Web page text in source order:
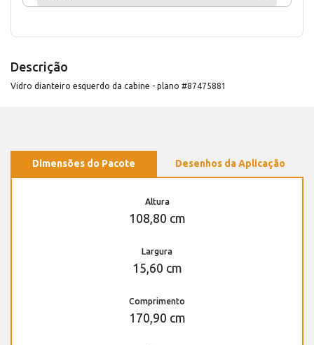
Descrição
Vidro dianteiro esquerdo da cabine - plano #87475881
Dimensões do Pacote Desenhos da Aplicação
Altura
108,80 cm
Largura
15,60 cm
Comprimento
170,90 cm